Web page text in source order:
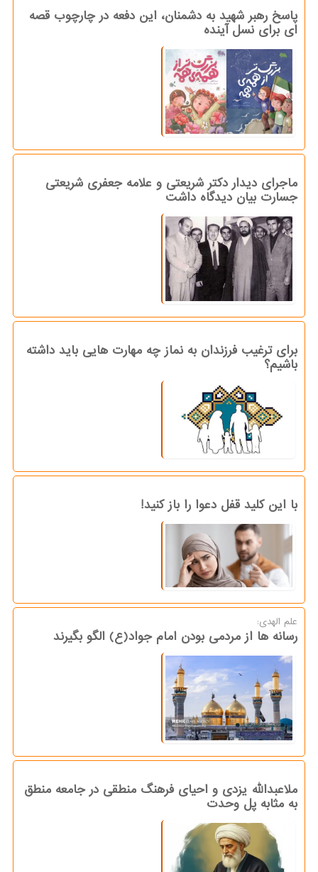
پاسخ رهبر شهید به دشمنان، این دفعه در چارچوب قصه
ای برای نسل آینده
ماجرای دیدار دکتر شریعتی و علامه جعفری شریعتی
جسارت بیان دیدگاه داشت
برای ترغیب فرزندان به نماز چه مهارت هایی باید داشته
باشیم؟
با این کلید قفل دعوا را باز کنید!
علم الهدی:
رسانه ها از مردمی بودن امام جواد(ع) الگو بگیرند
ملاعبدالله یزدی و احیای فرهنگ منطقی در جامعه منطق
به مثابه پل وحدت